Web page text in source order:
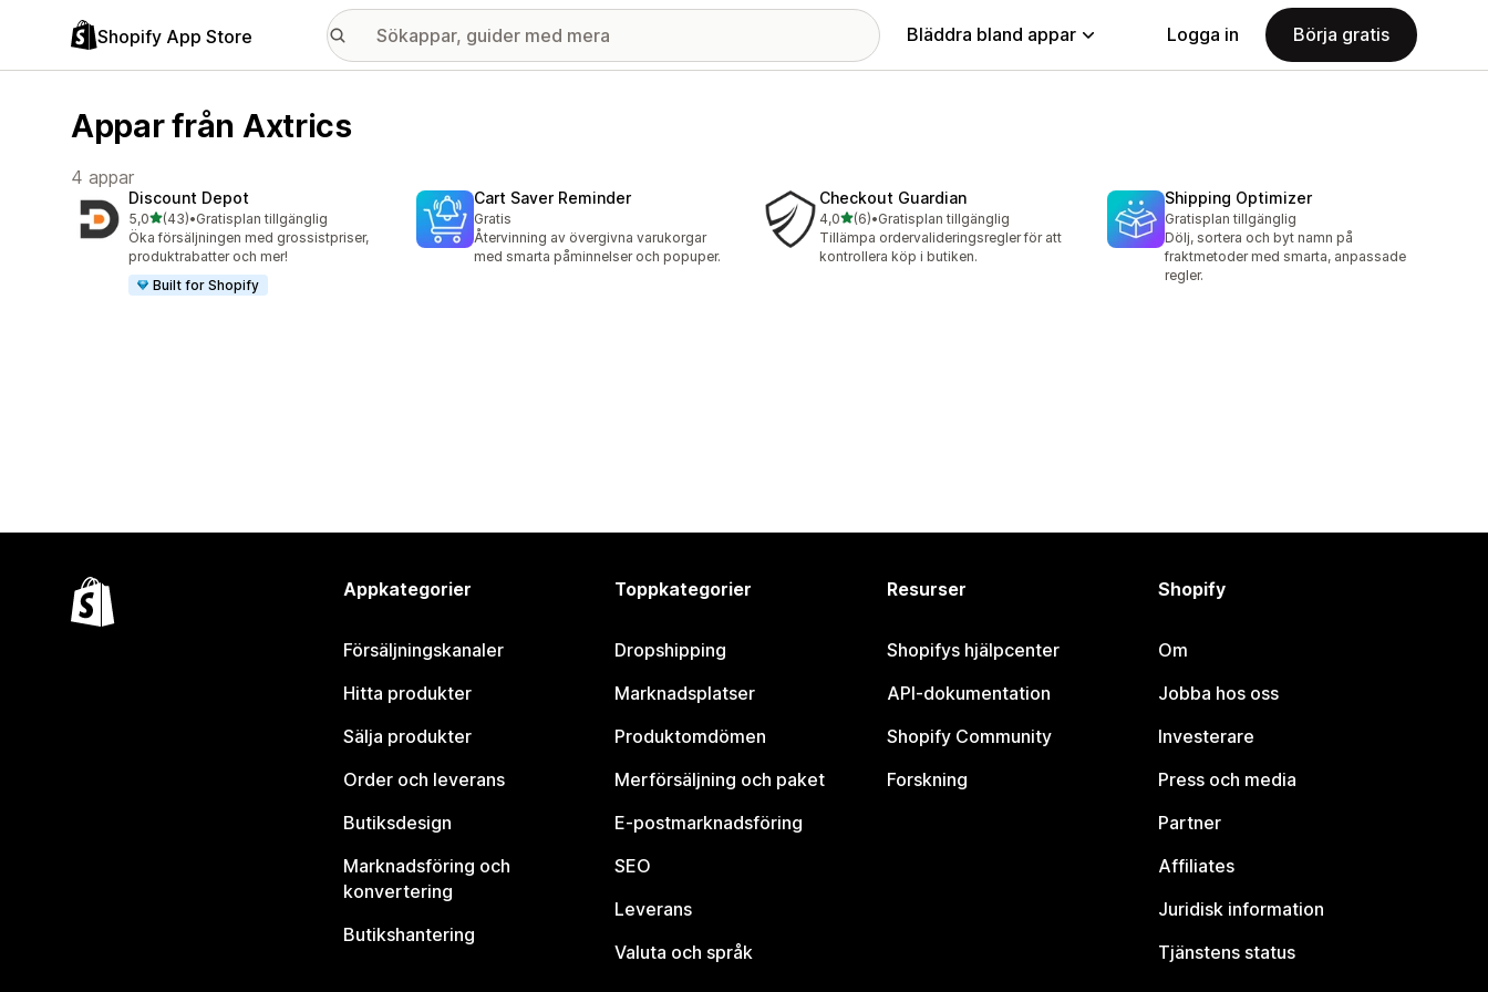
Shopify App Store Bläddra bland appar Logga in Börja gratis
Appar från Axtrics
4 appar
Discount Depot
5,0av 5 stjärnor
(43)
43 recensioner totalt
•Gratisplan tillgänglig
Öka försäljningen med grossistpriser,
produktrabatter och mer!
Built for Shopify
Cart Saver Reminder
Gratis
Återvinning av övergivna varukorgar
med smarta påminnelser och popuper.
Checkout Guardian
4,0av 5 stjärnor
(6)
6 recensioner totalt
•Gratisplan tillgänglig
Tillämpa ordervalideringsregler för att
kontrollera köp i butiken.
Shipping Optimizer
Gratisplan tillgänglig
Dölj, sortera och byt namn på
fraktmetoder med smarta, anpassade
regler.
Appkategorier
Försäljningskanaler
Hitta produkter
Sälja produkter
Order och leverans
Butiksdesign
Marknadsföring och
konvertering
Butikshantering
Toppkategorier
Dropshipping
Marknadsplatser
Produktomdömen
Merförsäljning och paket
E-postmarknadsföring
SEO
Leverans
Valuta och språk
Resurser
Shopifys hjälpcenter
API-dokumentation
Shopify Community
Forskning
Shopify
Om
Jobba hos oss
Investerare
Press och media
Partner
Affiliates
Juridisk information
Tjänstens status